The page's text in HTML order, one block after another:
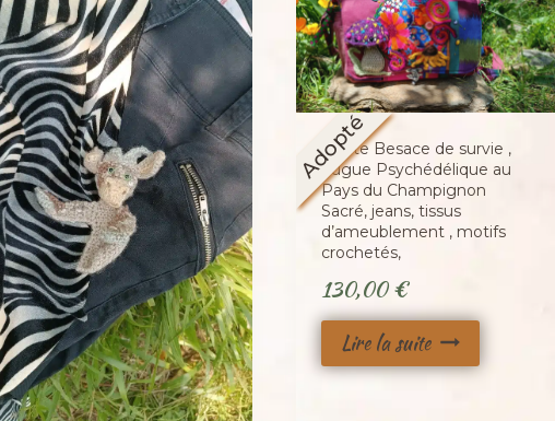
Adopté
Petite Besace de survie ,
Fugue Psychédélique au
Pays du Champignon
Sacré, jeans, tissus
d’ameublement , motifs
crochetés,
130,00€
Lire la suite